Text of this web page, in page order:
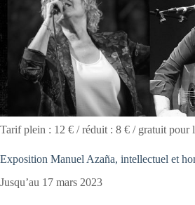
Tarif plein : 12 € / réduit : 8 € / gratuit pour
Exposition Manuel Azaña, intellectuel et
Jusqu’au 17 mars 2023